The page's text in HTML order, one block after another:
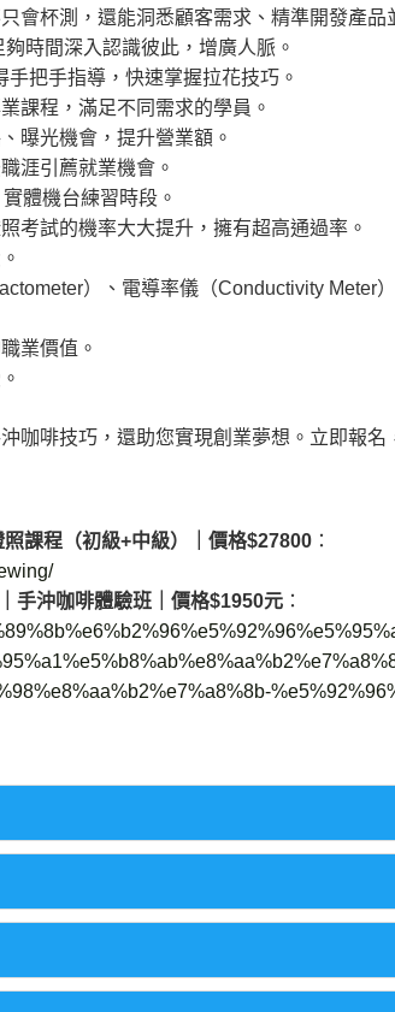
會杯測，還能洞悉顧客需求、精準開發產品
時間深入認識彼此，增廣人脈。
把手指導，快速掌握拉花技巧。
課程，滿足不同需求的學員。
曝光機會，提升營業額。
涯引薦就業機會。
體機台練習時段。
考試的機率大大提升，擁有超高通過率。
）、電導率儀（Conductivity Meter
業價值。
咖啡技巧，還助您實現創業夢想。立即報名
課程（初級+中級）｜價格$27800：
手沖咖啡體驗班｜價格$1950元：